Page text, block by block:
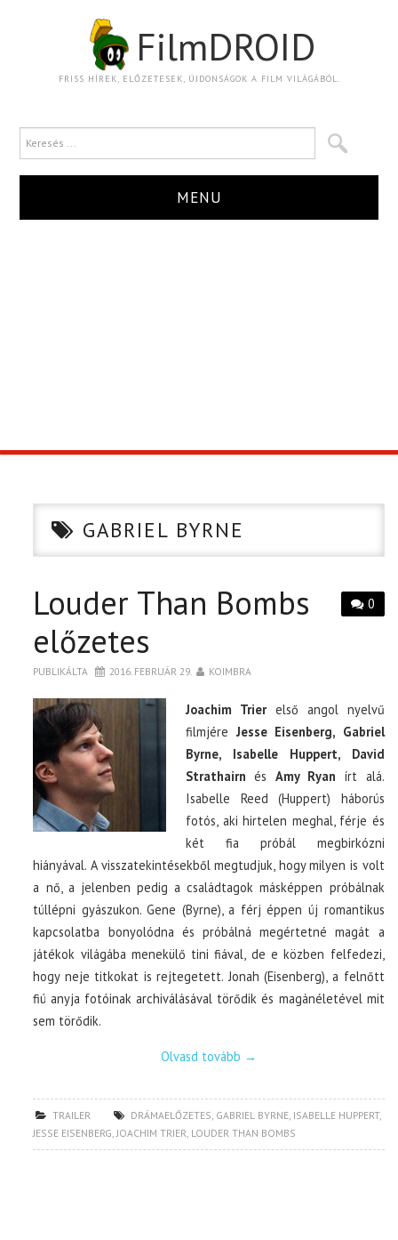
FilmDROID
FRISS HÍREK, ELŐZETESEK, ÚJDONSÁGOK A FILM VILÁGÁBÓL.
MENU
CIKK
PÓLÓ RENDELÉS
GABRIEL BYRNE
0
Louder Than Bombs
előzetes
PUBLIKÁLTA 2016. FEBRUÁR 29. KOIMBRA
Joachim Trierelső angol nyelvű
filmjére Jesse Eisenberg, Gabriel
Byrne, Isabelle Huppert, David
Strathairn és Amy Ryan írt alá.
Isabelle Reed (Huppert) háborús
fotós, aki hirtelen meghal, férje és
két fia próbál megbirkózni
hiányával. A visszatekintésekből megtudjuk, hogy milyen is volt
a nő, a jelenben pedig a családtagok másképpen próbálnak
túllépni gyászukon. Gene (Byrne), a férj éppen új romantikus
kapcsolatba bonyolódna és próbálná megértetné magát a
játékok világába menekülő tini fiával, de e közben felfedezi,
hogy neje titkokat is rejtegetett. Jonah (Eisenberg), a felnőtt
fiú anyja fotóinak archiválásával törődik és magánéletével mit
sem törődik.
Olvasd tovább →
TRAILER DRÁMAELŐZETES, GABRIEL BYRNE, ISABELLE HUPPERT,
JESSE EISENBERG,JOACHIM TRIER, LOUDER THAN BOMBS